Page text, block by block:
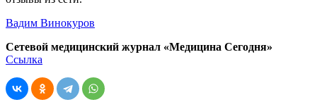
Вадим Винокуров
Сетевой медицинский журнал «Медицина Сегодня»
Ссылка